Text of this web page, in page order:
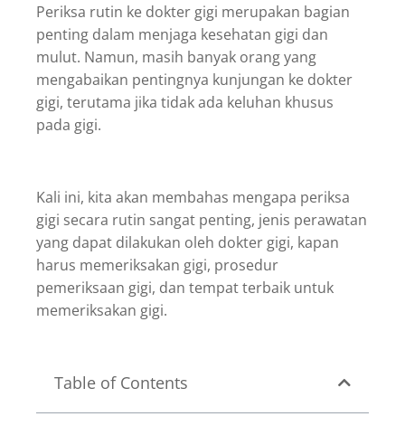
Periksa rutin ke dokter gigi merupakan bagian
penting dalam menjaga kesehatan gigi dan
mulut. Namun, masih banyak orang yang
mengabaikan pentingnya kunjungan ke dokter
gigi, terutama jika tidak ada keluhan khusus
pada gigi.
Kali ini, kita akan membahas mengapa periksa
gigi secara rutin sangat penting, jenis perawatan
yang dapat dilakukan oleh dokter gigi, kapan
harus memeriksakan gigi, prosedur
pemeriksaan gigi, dan tempat terbaik untuk
memeriksakan gigi.
Table of Contents